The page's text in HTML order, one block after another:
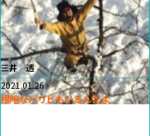
三井 透
2021.01.26
根暗なパリピもいるんだよ